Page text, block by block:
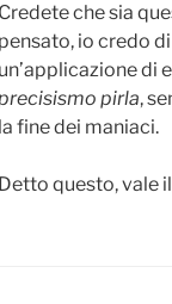
Credete che sia
pensato, io credo
un’applicazione di
pirla,
la fine dei maniaci.
Detto questo, vale